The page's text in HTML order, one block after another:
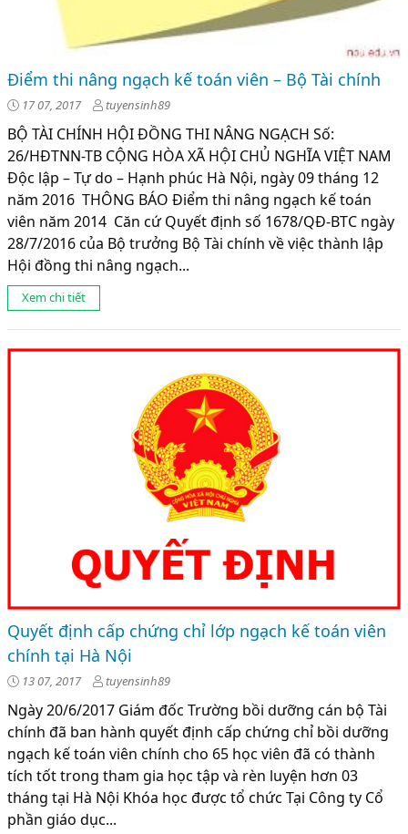
Điểm thi nâng ngạch kế toán viên – Bộ Tài chính
17 07, 2017 tuyensinh89
BỘ TÀI CHÍNH HỘI ĐỒNG THI NÂNG NGẠCH Số:
26/HĐTNN-TB CỘNG HÒA XÃ HỘI CHỦ NGHĨA VIỆT NAM
Độc lập – Tự do – Hạnh phúc Hà Nội, ngày 09 tháng 12
năm 2016 THÔNG BÁO Điểm thi nâng ngạch kế toán
viên năm 2014 Căn cứ Quyết định số 1678/QĐ-BTC ngày
28/7/2016 của Bộ trưởng Bộ Tài chính về việc thành lập
Hội đồng thi nâng ngạch...
Xem chi tiết
Quyết định cấp chứng chỉ lớp ngạch kế toán viên
chính tại Hà Nội
13 07, 2017 tuyensinh89
Ngày 20/6/2017 Giám đốc Trường bồi dưỡng cán bộ Tài
chính đã ban hành quyết định cấp chứng chỉ bồi dưỡng
ngạch kế toán viên chính cho 65 học viên đã có thành
tích tốt trong tham gia học tập và rèn luyện hơn 03
tháng tại Hà Nội Khóa học được tổ chức Tại Công ty Cổ
phần giáo dục...